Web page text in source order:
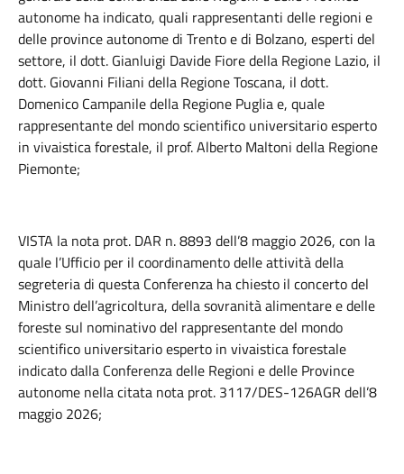
autonome ha indicato, quali rappresentanti delle regioni e
delle province autonome di Trento e di Bolzano, esperti del
settore, il dott. Gianluigi Davide Fiore della Regione Lazio, il
dott. Giovanni Filiani della Regione Toscana, il dott.
Domenico Campanile della Regione Puglia e, quale
rappresentante del mondo scientifico universitario esperto
in vivaistica forestale, il prof. Alberto Maltoni della Regione
Piemonte;
VISTA la nota prot. DAR n. 8893 dell’8 maggio 2026, con la
quale l’Ufficio per il coordinamento delle attività della
segreteria di questa Conferenza ha chiesto il concerto del
Ministro dell’agricoltura, della sovranità alimentare e delle
foreste sul nominativo del rappresentante del mondo
scientifico universitario esperto in vivaistica forestale
indicato dalla Conferenza delle Regioni e delle Province
autonome nella citata nota prot. 3117/DES-126AGR dell’8
maggio 2026;